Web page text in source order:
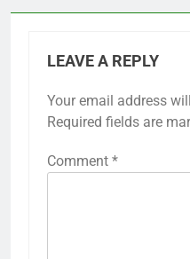
LEAVE A REPLY
Your email address
Required fields are
Comment *